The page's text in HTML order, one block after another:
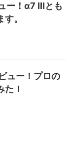
ー！α7 IIIとも
。
ュー！プロの
た！